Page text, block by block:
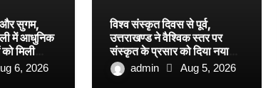
और सुगम,
में आधुनिक
मिली
6, 2026
विश्व संस्कृत दिवस से पूर्व,
उत्तराखण्ड ने वैश्विक स्तर पर
संस्कृत के प्रसार को दिया नया
आयाम।admin Aug 5, 2026